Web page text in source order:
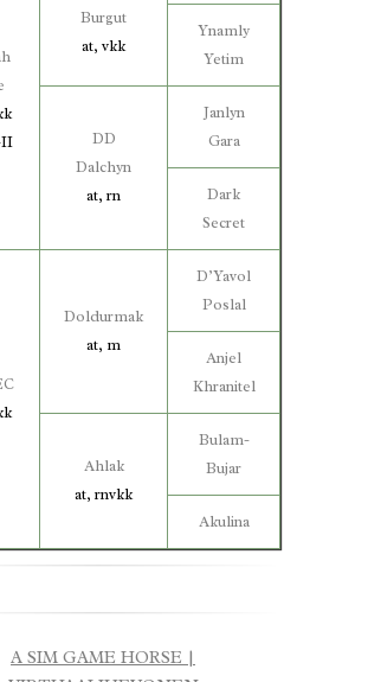
II
Burgut
at, vkk
Ynamly
Yetim
DD
Dalchyn
at, rn
Janlyn
Gara
Dark
Secret
Doldurmak
at, m
D’Yavol
Poslal
Anjel
Khranitel
Ahlak
at, rnvkk
Bulam-
Bujar
Akulina
A SIM GAME HORSE |